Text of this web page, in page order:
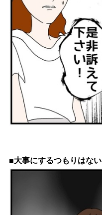
■大事にするつもりはない